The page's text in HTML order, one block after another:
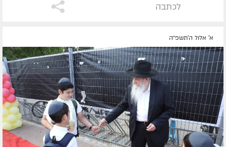
לכתבה
א' אלול ה׳תשפ״ה